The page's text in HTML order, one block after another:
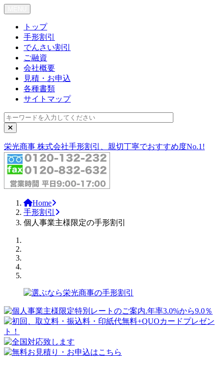
Toggle navigation
トップ
手形割引
でんさい割引
ご融資
会社概要
見積・お申込
各種書類
サイトマップ
栄光商事 株式会社手形割引、親切丁寧でおすすめ度No.1!
Home
手形割引
個人事業主様限定の手形割引